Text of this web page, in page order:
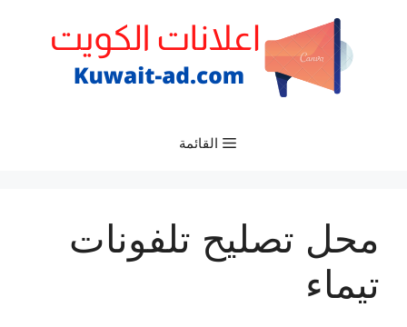
القائمة
محل تصليح تلفونات
تيماء